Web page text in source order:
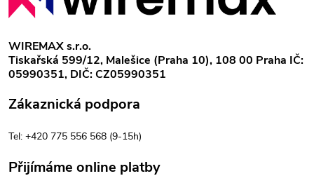
p
a
WIREMAX s.r.o.
Tiskařská 599/12, Malešice (Praha 10), 108 00 Praha IČ:
05990351, DIČ: CZ05990351
Zákaznická podpora
Tel: +420 775 556 568 (9-15h)
Přijímáme online platby